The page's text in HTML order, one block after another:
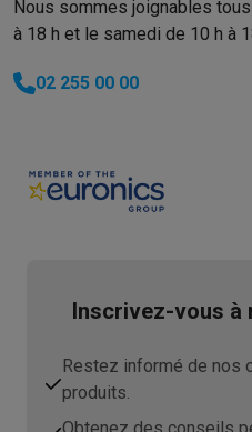
Nous sommes joignables
à 18 h et le samedi de 10 h à
02 255 00 00
Inscrivez-vous à
Restez informé de nos
produits.